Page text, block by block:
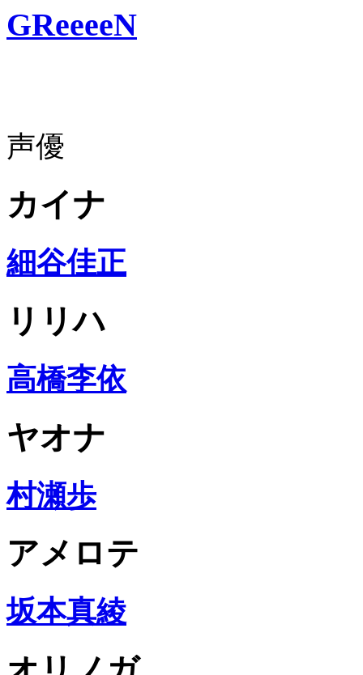
GReeeeN
声優
カイナ
細谷佳正
リリハ
高橋李依
ヤオナ
村瀬歩
アメロテ
坂本真綾